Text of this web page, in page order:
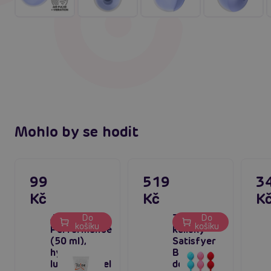
Mohlo by se hodit
Just Glide
Performance
(50 ml),
hybridní
lubrikační gel
99
Kč
Do
košíku
Zátěžové
kuličky
Satisfyer
Balls C03
double 3
519
Kč
Do
košíku